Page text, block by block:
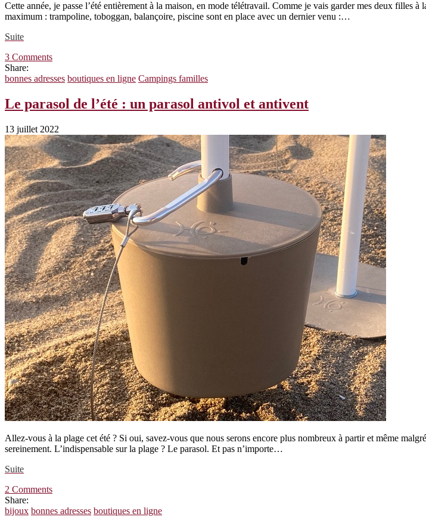
Cette année, je passe l’été entièrement à la maison, en mode télétravail. Comme je vais garder mes deux filles
maximum : trampoline, toboggan, balançoire, piscine sont en place avec un dernier venu :…
Suite
3 Comments
Share:
bonnes adresses boutiques en ligne Campings familles
Le parasol de l’été : un parasol antivol et antivent
13 juillet 2022
Allez-vous à la plage cet été ? Si oui, savez-vous que nous serons encore plus nombreux à partir et même
sereinement. L’indispensable sur la plage ? Le parasol. Et pas n’importe…
Suite
2 Comments
Share:
bijoux bonnes adresses boutiques en ligne